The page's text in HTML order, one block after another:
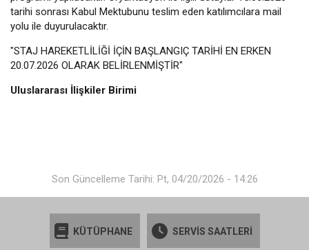
tarihi sonrası Kabul Mektubunu teslim eden katılımcılara mail
yolu ile duyurulacaktır.
"STAJ HAREKETLİLİĞİ İÇİN BAŞLANGIÇ TARİHİ EN ERKEN
20.07.2026 OLARAK BELİRLENMİŞTİR"
Uluslararası İlişkiler Birimi
Son Güncelleme Tarihi: Pt, 04/20/2026 - 14:26
KÜTÜPHANE SERVİS SAATLERİ